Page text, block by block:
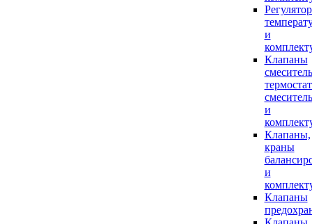
и
Клапаны
и
Клапаны,
краны
и
Клапаны